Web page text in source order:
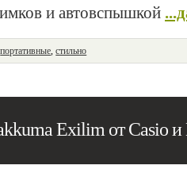
и автовспышкой
портативные,стильно
Exilim от Casio и